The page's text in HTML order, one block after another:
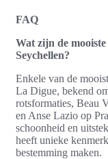
FAQ
Wat zijn de
Seychellen?
Enkele van de
La Digue, bekend
rotsformaties, Beau
en Anse Lazio op
schoonheid en
heeft unieke
bestemming maken.